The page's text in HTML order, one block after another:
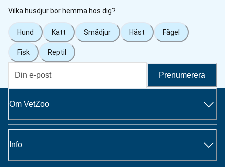
Vilka husdjur bor hemma hos dig?
Hund Katt Smådjur Häst Fågel
Fisk Reptil
Prenumerera
Om VetZoo
Info